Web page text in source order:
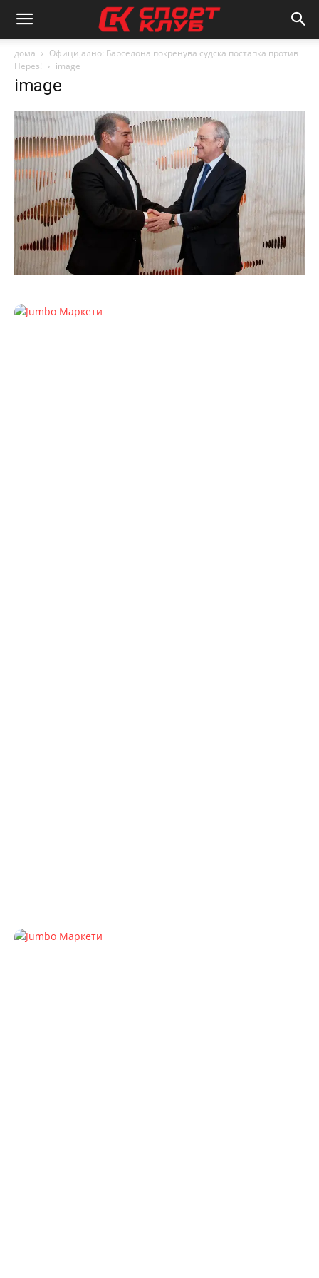
дома
Официјално: Барселона покренува судска постапка против
Перез!
image
image